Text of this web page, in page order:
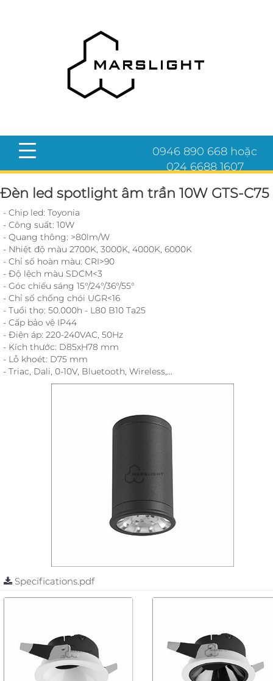
0946 890 668 hoặc
024 6688 1607
Đèn led spotlight âm trần 10W GTS-C75
- Chip led: Toyonia
- Công suất: 10W
- Quang thông: >80lm/W
- Nhiệt độ màu 2700K, 3000K, 4000K, 6000K
- Chỉ số hoàn màu: CRI>90
- Độ lệch màu SDCM<3
- Góc chiếu sáng 15°/24°/36°/55°
- Chỉ số chống chói UGR<16
- Tuổi thọ: 50.000h - L80 B10 Ta25
- Cấp bảo vệ IP44
- Điện áp: 220-240VAC, 50Hz
- Kích thước: D85xH78 mm
- Lỗ khoét: D75 mm
- Triac, Dali, 0-10V, Bluetooth, Wireless,...
Specifications.pdf